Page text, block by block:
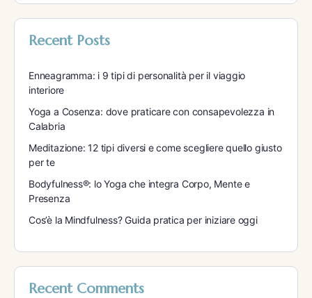
Recent Posts
Enneagramma: i 9 tipi di personalità per il viaggio
interiore
Yoga a Cosenza: dove praticare con consapevolezza in
Calabria
Meditazione: 12 tipi diversi e come scegliere quello giusto
per te
Bodyfulness®: lo Yoga che integra Corpo, Mente e
Presenza
Cos’è la Mindfulness? Guida pratica per iniziare oggi
Recent Comments